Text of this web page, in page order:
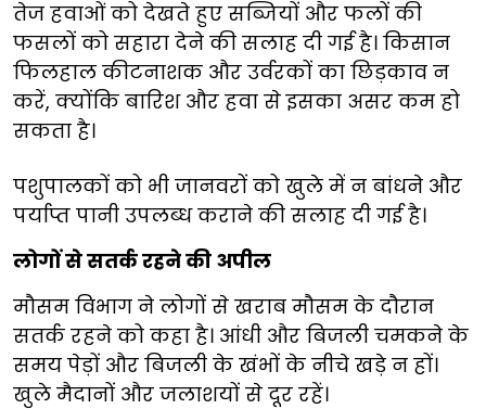
तेज हवाओं को देखते हुए सब्जियों और फलों की
फसलों को सहारा देने की सलाह दी गई है। किसान
फिलहाल कीटनाशक और उर्वरकों का छिड़काव न
करें, क्योंकि बारिश और हवा से इसका असर कम हो
सकता है।
पशुपालकों को भी जानवरों को खुले में न बांधने और
पर्याप्त पानी उपलब्ध कराने की सलाह दी गई है।
लोगों से सतर्क रहने की अपील
मौसम विभाग ने लोगों से खराब मौसम के दौरान
सतर्क रहने को कहा है। आंधी और बिजली चमकने के
समय पेड़ों और बिजली के खंभों के नीचे खड़े न हों।
खुले मैदानों और जलाशयों से दूर रहें।